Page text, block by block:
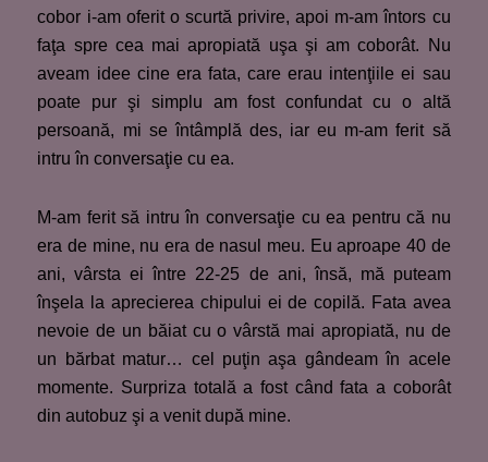
cobor i-am oferit o scurtă privire, apoi m-am întors cu
faţa spre cea mai apropiată uşa şi am coborât. Nu
aveam idee cine era fata, care erau intenţiile ei sau
poate pur şi simplu am fost confundat cu o altă
persoană, mi se întâmplă des, iar eu m-am ferit să
intru în conversaţie cu ea.
M-am ferit să intru în conversaţie cu ea pentru că nu
era de mine, nu era de nasul meu. Eu aproape 40 de
ani, vârsta ei între 22-25 de ani, însă, mă puteam
înşela la aprecierea chipului ei de copilă. Fata avea
nevoie de un băiat cu o vârstă mai apropiată, nu de
un bărbat matur… cel puţin aşa gândeam în acele
momente. Surpriza totală a fost când fata a coborât
din autobuz şi a venit după mine.